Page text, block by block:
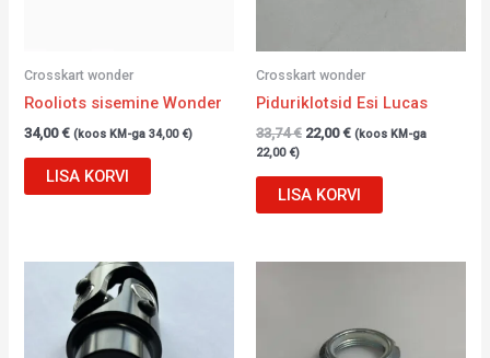
Crosskart wonder
Rooliots sisemine Wonder
34,00€ (koos KM-ga34,00 €)
LISA KORVI
Crosskart wonder
Piduriklotsid Esi Lucas
33,74€ 22,00€ (koos KM-ga
22,00 €)
LISA KORVI